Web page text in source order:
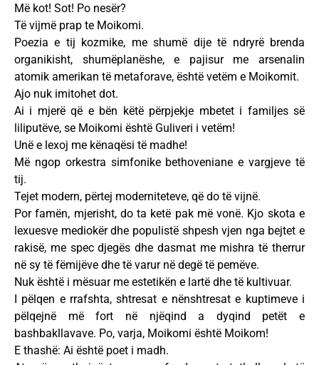
Më kot! Sot! Po nesër?
Të vijmë prap te Moikomi.
Poezia e tij kozmike, me shumë dije të ndryrë brenda
organikisht, shumëplanëshe, e pajisur me arsenalin
atomik amerikan të metaforave, është vetëm e Moikomit.
Ajo nuk imitohet dot.
Ai i mjerë që e bën këtë përpjekje mbetet i familjes së
liliputëve, se Moikomi është Guliveri i vetëm!
Unë e lexoj me kënaqësi të madhe!
Më ngop orkestra simfonike bethoveniane e vargjeve të
tij.
Tejet modern, përtej moderniteteve, që do të vijnë.
Por famën, mjerisht, do ta ketë pak më vonë. Kjo skota e
lexuesve mediokër dhe populistë shpesh vjen nga bejtet e
rakisë, me spec djegës dhe dasmat me mishra të therrur
në sy të fëmijëve dhe të varur në degë të pemëve.
Nuk është i mësuar me estetikën e lartë dhe të kultivuar.
I pëlqen e rrafshta, shtresat e nënshtresat e kuptimeve i
pëlqejnë më fort në njëqind a dyqind petët e
bashbakllavave. Po, varja, Moikomi është Moikom!
E thashë: Ai është poet i madh.